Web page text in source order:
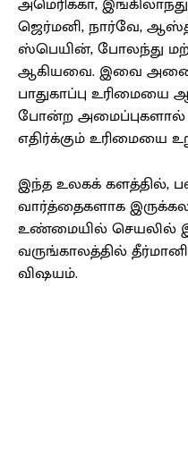
ஜெர்மனி, நார்வே,
ஸ்பெயின், போலந்து
ஆகியவை. இவை
பாதுகாப்பு உரிமையை
போன்ற அமைப்புகளால்
எதிர்க்கும் உரிமையை
இந்த உலகக் களத்தில்,
வார்த்தைகளாக
உண்மையில் செயலில்
வருங்காலத்தில்
விஷயம்.